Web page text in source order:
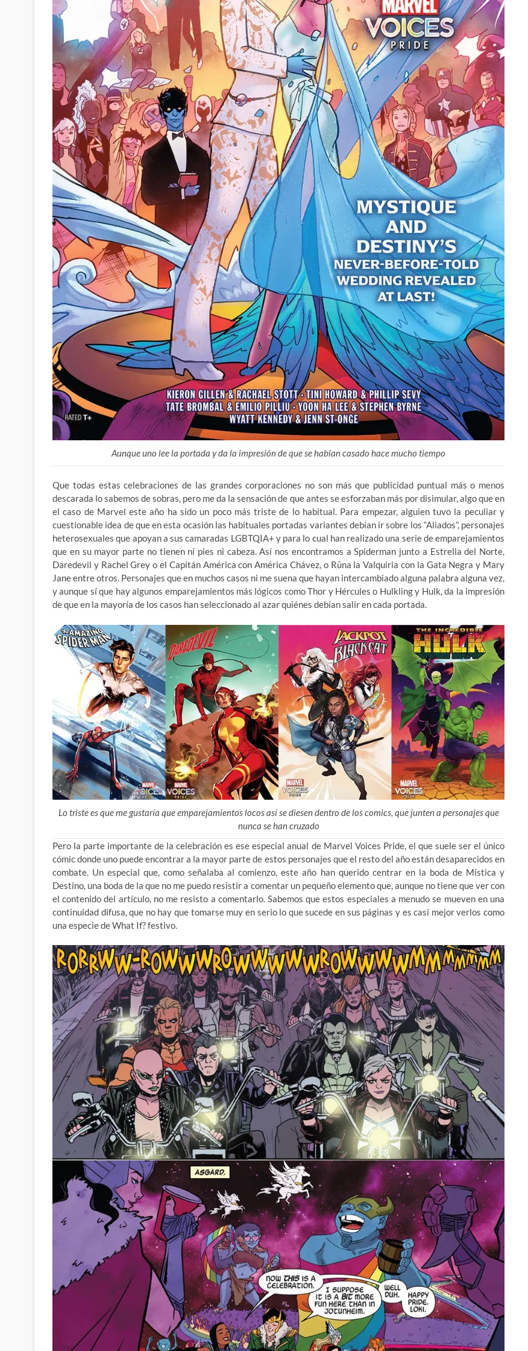
Aunque uno lee la portada y da la impresión de que se habían casado hace mucho tiempo
Que todas estas celebraciones de las grandes corporaciones no son más que publicidad puntual más o menos
descarada lo sabemos de sobras, pero me da la sensación de que antes se esforzaban más por disimular, algo que en
el caso de Marvel este año ha sido un poco más triste de lo habitual. Para empezar, alguien tuvo la peculiar y
cuestionable idea de que en esta ocasión las habituales portadas variantes debían ir sobre los “Aliados”, personajes
heterosexuales que apoyan a sus camaradas LGBTQIA+ y para lo cual han realizado una serie de emparejamientos
que en su mayor parte no tienen ni pies ni cabeza. Así nos encontramos a Spiderman junto a Estrella del Norte,
Daredevil y Rachel Grey o el Capitán América con América Chávez, o Rūna la Valquiria con la Gata Negra y Mary
Jane entre otros. Personajes que en muchos casos ni me suena que hayan intercambiado alguna palabra alguna vez,
y aunque sí que hay algunos emparejamientos más lógicos como Thor y Hércules o Hulkling y Hulk, da la impresión
de que en la mayoría de los casos han seleccionado al azar quiénes debían salir en cada portada.
Lo triste es que me gustaría que emparejamientos locos así se diesen dentro de los comics, que junten a personajes que
nunca se han cruzado
Pero la parte importante de la celebración es ese especial anual de Marvel Voices Pride, el que suele ser el único
cómic donde uno puede encontrar a la mayor parte de estos personajes que el resto del año están desaparecidos en
combate. Un especial que, como señalaba al comienzo, este año han querido centrar en la boda de Mística y
Destino, una boda de la que no me puedo resistir a comentar un pequeño elemento que, aunque no tiene que ver con
el contenido del artículo, no me resisto a comentarlo. Sabemos que estos especiales a menudo se mueven en una
continuidad difusa, que no hay que tomarse muy en serio lo que sucede en sus páginas y es casi mejor verlos como
una especie de What If? festivo.